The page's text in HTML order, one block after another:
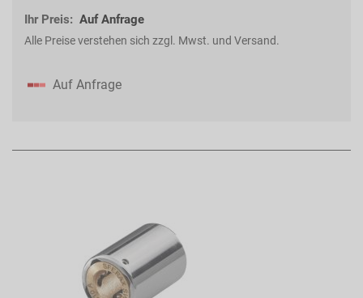
Ihr Preis: Auf Anfrage
Alle Preise verstehen sich zzgl. Mwst. und Versand.
Auf Anfrage